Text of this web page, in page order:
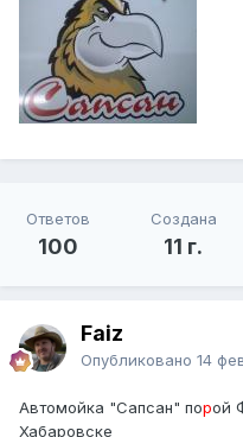
Ответов
100
Создана
11 г.
Faiz
Опубликовано 14
Автомойка "Сапсан" порой
Хабаровске